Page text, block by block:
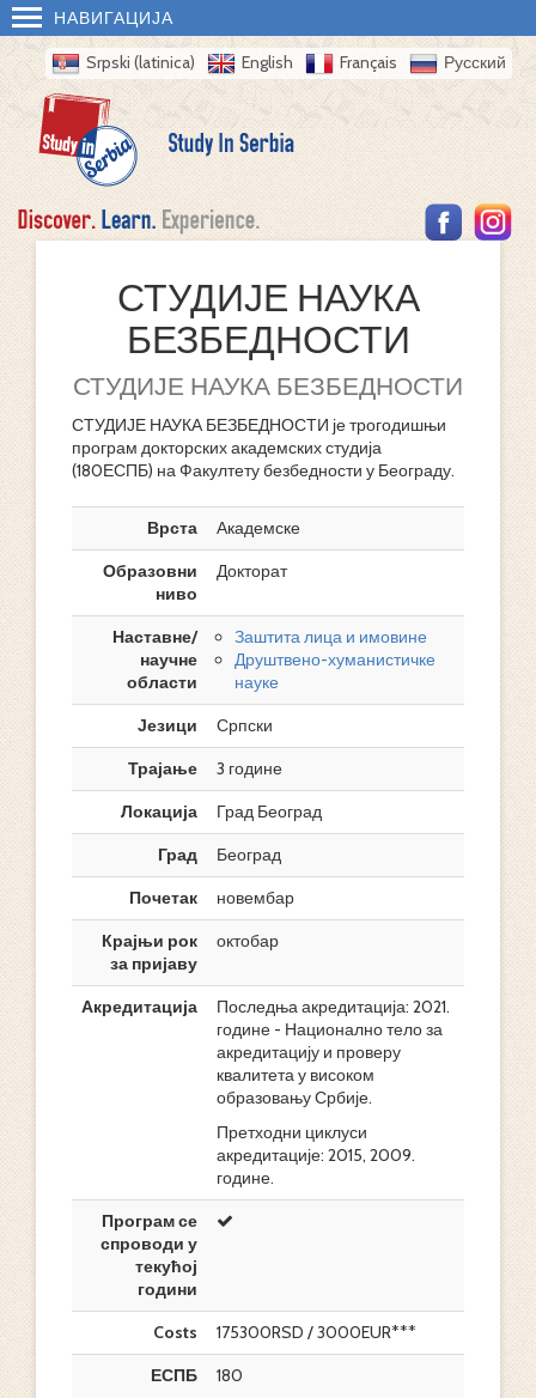
НАВИГАЦИЈА
Srpski (latinica) English Français Русский
СТУДИЈЕ НАУКА
БЕЗБЕДНОСТИ
СТУДИЈЕ НАУКА БЕЗБЕДНОСТИ
СТУДИЈЕ НАУКА БЕЗБЕДНОСТИ је трогодишњи
програм докторских академских студија
(180ЕСПБ) на Факултету безбедности у Београду.
Врста
Академске
Образовни
ниво
Докторат
Наставне/
научне
области
Заштита лица и имовине
Друштвено-хуманистичке
науке
Језици
Српски
Трајање
3 године
Локација
Град Београд
Град
Београд
Почетак
новембар
Крајњи рок
за пријаву
октобар
Акредитација
Последња акредитација: 2021.
године - Национално тело за
акредитацију и проверу
квалитета у високом
образовању Србије.
Претходни циклуси
акредитације: 2015, 2009.
године.
Програм се
спроводи у
текућој
години
Costs
175300RSD / 3000EUR***
ЕСПБ
180